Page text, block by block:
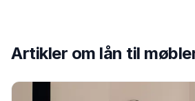
sammenligne aktuelle tilbud og
Artikler om lån til